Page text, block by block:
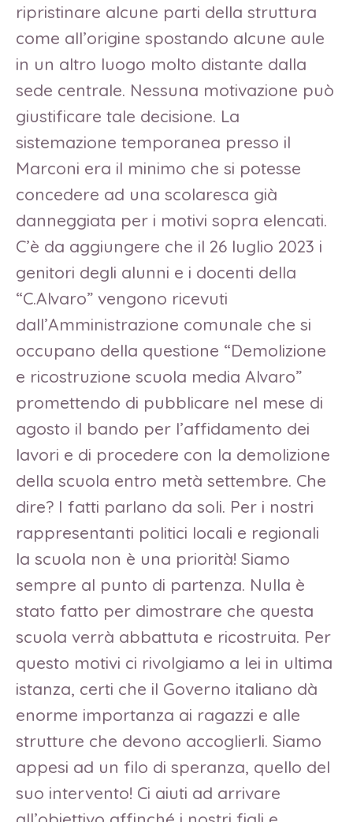
ripristinare alcune parti della struttura
come all’origine spostando alcune aule
in un altro luogo molto distante dalla
sede centrale. Nessuna motivazione può
giustificare tale decisione. La
sistemazione temporanea presso il
Marconi era il minimo che si potesse
concedere ad una scolaresca già
danneggiata per i motivi sopra elencati.
C’è da aggiungere che il 26 luglio 2023 i
genitori degli alunni e i docenti della
“C.Alvaro” vengono ricevuti
dall’Amministrazione comunale che si
occupano della questione “Demolizione
e ricostruzione scuola media Alvaro”
promettendo di pubblicare nel mese di
agosto il bando per l’affidamento dei
lavori e di procedere con la demolizione
della scuola entro metà settembre. Che
dire? I fatti parlano da soli. Per i nostri
rappresentanti politici locali e regionali
la scuola non è una priorità! Siamo
sempre al punto di partenza. Nulla è
stato fatto per dimostrare che questa
scuola verrà abbattuta e ricostruita. Per
questo motivi ci rivolgiamo a lei in ultima
istanza, certi che il Governo italiano dà
enorme importanza ai ragazzi e alle
strutture che devono accoglierli. Siamo
appesi ad un filo di speranza, quello del
suo intervento! Ci aiuti ad arrivare